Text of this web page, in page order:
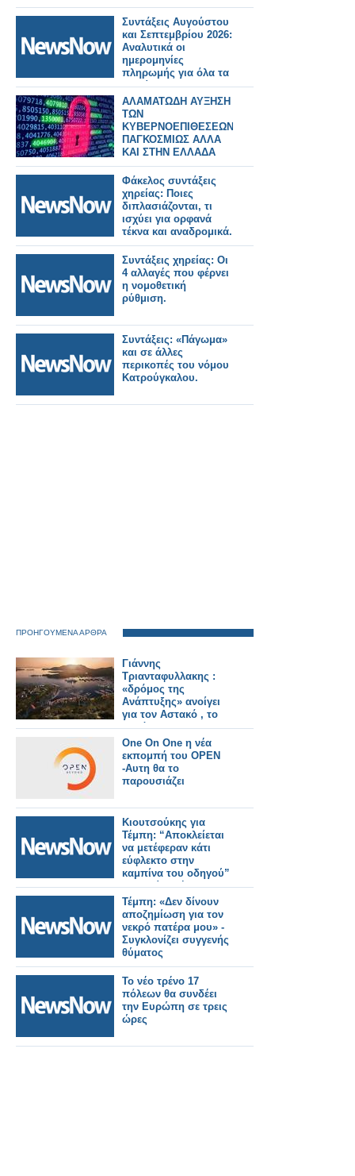
Συντάξεις Αυγούστου
και Σεπτεμβρίου 2026:
Αναλυτικά οι
ημερομηνίες
πληρωμής για όλα τα
Ταμεία.
ΑΛΑΜΑΤΩΔΗ ΑΥΞΗΣΗ
ΤΩΝ
ΚΥΒΕΡΝΟΕΠΙΘΕΣΕΩΝ
ΠΑΓΚΟΣΜΙΩΣ ΑΛΛΑ
ΚΑΙ ΣΤΗΝ ΕΛΛΑΔΑ
Φάκελος συντάξεις
χηρείας: Ποιες
διπλασιάζονται, τι
ισχύει για ορφανά
τέκνα και αναδρομικά.
Συντάξεις χηρείας: Οι
4 αλλαγές που φέρνει
η νομοθετική
ρύθμιση.
Συντάξεις: «Πάγωμα»
και σε άλλες
περικοπές του νόμου
Κατρούγκαλου.
ΠΡΟΗΓΟΥΜΕΝΑ ΑΡΘΡΑ
Γιάννης
Τριανταφυλλακης :
«δρόμος της
Ανάπτυξης» ανοίγει
για τον Αστακό , το
Ξηρόμερο , την
Αιτωλοακαρνανία ,
την Δυτική Ελλάδα .
One On One η νέα
εκπομπή του OPEN
-Αυτη θα το
παρουσιάζει
Κιουτσούκης για
Τέμπη: “Αποκλείεται
να μετέφεραν κάτι
εύφλεκτο στην
καμπίνα του οδηγού”
– Η εκτίμησή του για
την έκρηξη
Τέμπη: «Δεν δίνουν
αποζημίωση για τον
νεκρό πατέρα μου» -
Συγκλονίζει συγγενής
θύματος
Το νέο τρένο 17
πόλεων θα συνδέει
την Ευρώπη σε τρεις
ώρες